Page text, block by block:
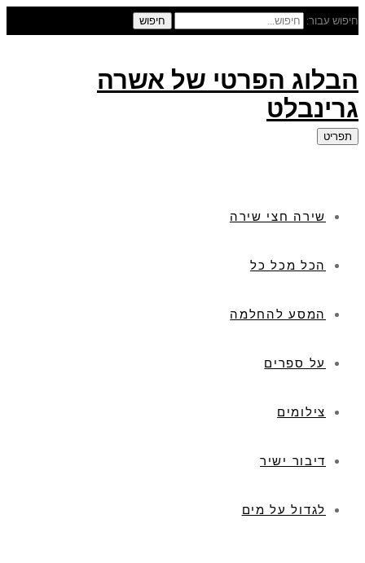
חיפוש עבור: חיפוש
הבלוג הפרטי של אשרה
גרינבלט
תפריט
שירה חצי שירה
הכל מכל כל
המסע להחלמה
על ספרים
צילומים
דיבור ישיר
לגדול על מים